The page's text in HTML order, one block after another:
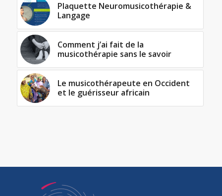
Plaquette Neuromusicothérapie &
Langage
Comment j’ai fait de la
musicothérapie sans le savoir
Le musicothérapeute en Occident
et le guérisseur africain